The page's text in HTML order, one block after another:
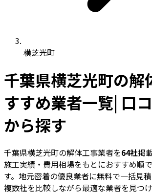
横芝光町
千葉県横芝光町の解
すすめ業者一覧| 口
から探す
千葉県横芝光町の解体工事業者を64社掲
施工実績・費用相場をもとにおすすめ順
す。地元密着の優良業者に無料で一括見積
複数社を比較しながら最適な業者を見つけ